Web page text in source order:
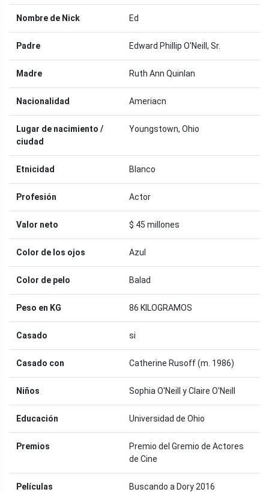
Nombre de Nick Ed
Padre Edward Phillip O'Neill, Sr.
Madre Ruth Ann Quinlan
Nacionalidad Ameriacn
Lugar de nacimiento /
ciudad
Youngstown, Ohio
Etnicidad Blanco
Profesión Actor
Valor neto $ 45 millones
Color de los ojos Azul
Color de pelo Balad
Peso en KG 86 KILOGRAMOS
Casado si
Casado con Catherine Rusoff (m. 1986)
Niños Sophia O'Neill y Claire O'Neill
Educación Universidad de Ohio
Premios
Premio del Gremio de Actores
de Cine
Películas Buscando a Dory 2016